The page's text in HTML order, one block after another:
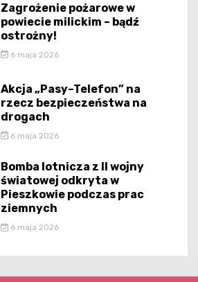
Zagrożenie pożarowe w
powiecie milickim – bądź
ostrożny!
6 maja 2026
Akcja „Pasy–Telefon” na
rzecz bezpieczeństwa na
drogach
6 maja 2026
Bomba lotnicza z II wojny
światowej odkryta w
Pieszkowie podczas prac
ziemnych
6 maja 2026